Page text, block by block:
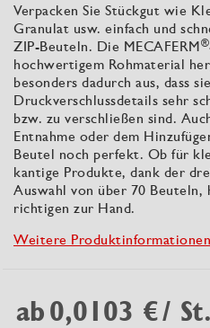
Verpacken Sie Stückgut wie
Granulat usw. einfach und
ZIP-Beuteln. Die MECAFERM®
hochwertigem Rohmaterial
besonders dadurch aus, dass
Druckverschlussdetails sehr
bzw. zu verschließen sind.
Entnahme oder dem
Beutel noch perfekt. Ob für
kantige Produkte, dank der
Auswahl von über 70 Beuteln,
richtigen zur Hand.
Weitere Produktinformationen
ab0,0103 €/ St.